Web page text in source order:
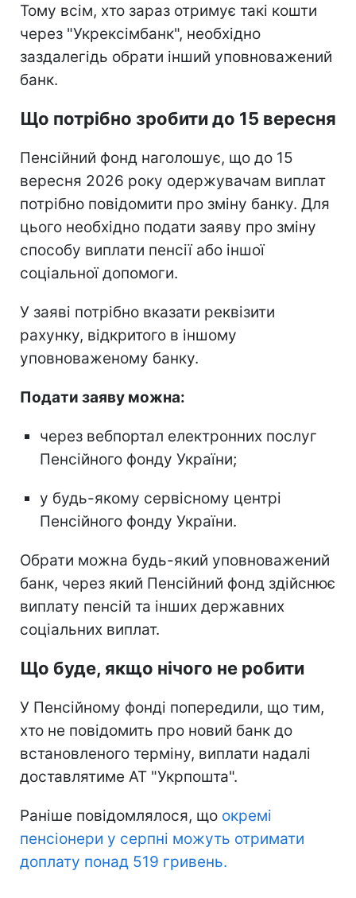
Тому всім, хто зараз отримує такі кошти
через "Укрексімбанк", необхідно
заздалегідь обрати інший уповноважений
банк.
Що потрібно зробити до 15 вересня
Пенсійний фонд наголошує, що до 15
вересня 2026 року одержувачам виплат
потрібно повідомити про зміну банку. Для
цього необхідно подати заяву про зміну
способу виплати пенсії або іншої
соціальної допомоги.
У заяві потрібно вказати реквізити
рахунку, відкритого в іншому
уповноваженому банку.
Подати заяву можна:
через вебпортал електронних послуг
Пенсійного фонду України;
у будь-якому сервісному центрі
Пенсійного фонду України.
Обрати можна будь-який уповноважений
банк, через який Пенсійний фонд здійснює
виплату пенсій та інших державних
соціальних виплат.
Що буде, якщо нічого не робити
У Пенсійному фонді попередили, що тим,
хто не повідомить про новий банк до
встановленого терміну, виплати надалі
доставлятиме АТ "Укрпошта".
Раніше повідомлялося, що окремі
пенсіонери у серпні можуть отримати
доплату понад 519 гривень.